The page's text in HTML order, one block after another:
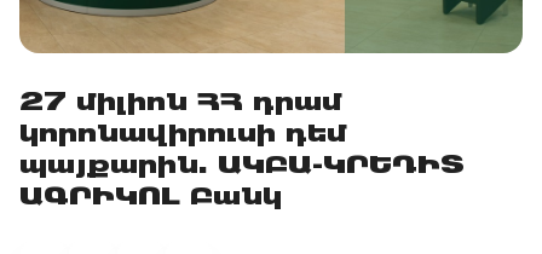
27 միլիոն ՀՀ դրամ
կորոնավիրուսի դեմ
պայքարին. ԱԿԲԱ-ԿՐԵԴԻՏ
ԱԳՐԻԿՈԼ Բանկ